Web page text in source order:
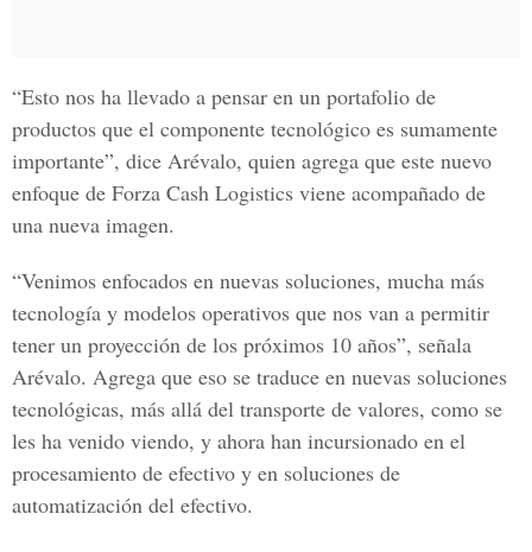
“Esto nos ha llevado a pensar en un portafolio de
productos que el componente tecnológico es sumamente
importante”, dice Arévalo, quien agrega que este nuevo
enfoque de Forza Cash Logistics viene acompañado de
una nueva imagen.
“Venimos enfocados en nuevas soluciones, mucha más
tecnología y modelos operativos que nos van a permitir
tener un proyección de los próximos 10 años”, señala
Arévalo. Agrega que eso se traduce en nuevas soluciones
tecnológicas, más allá del transporte de valores, como se
les ha venido viendo, y ahora han incursionado en el
procesamiento de efectivo y en soluciones de
automatización del efectivo.